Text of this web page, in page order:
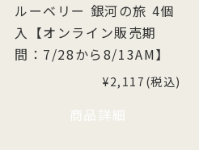
ルーベリー 銀河の旅 4個
入【オンライン販売期
間：7/28から8/13AM】
¥2,117(税込)
商品詳細